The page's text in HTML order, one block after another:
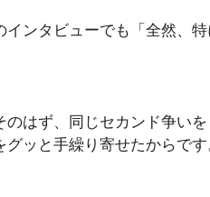
インタビューでも「全然、
のはず、同じセカンド争い
グッと手繰り寄せたからです